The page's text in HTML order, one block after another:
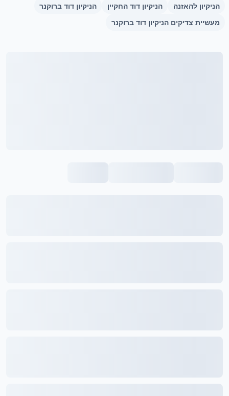
הניקיון להאזנה
הניקיון דוד החקיין
הניקיון דוד ברוקנר
מעשיית צדיקים הניקיון דוד ברוקנר